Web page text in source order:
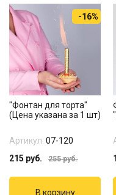
-16%
"Фонтан для торта"
(Цена указана за 1 шт)
Артикул: 07-120
215 руб. 255руб.